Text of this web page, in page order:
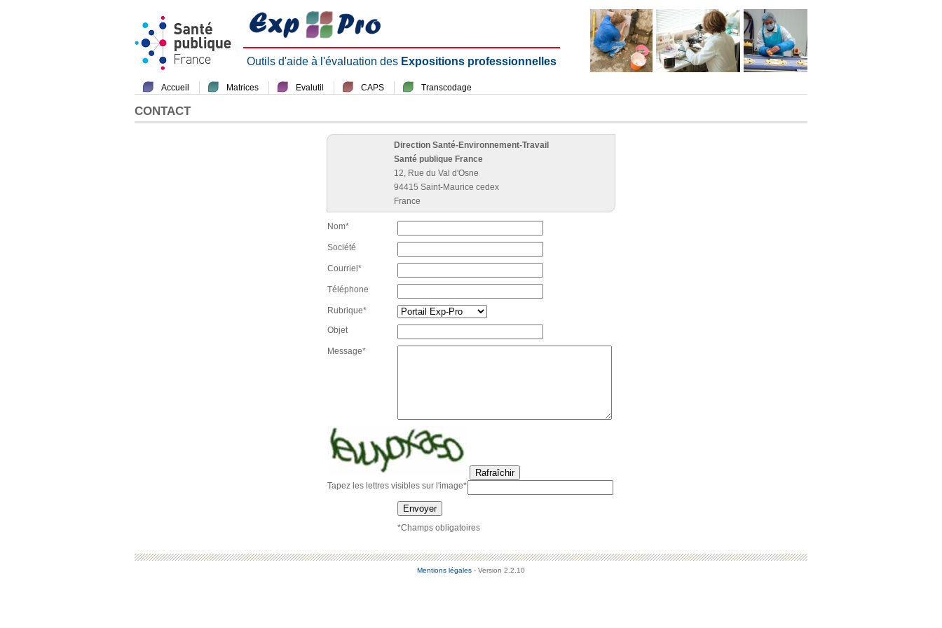
Outils d'aide à l'évaluation des Expositions professionnelles
Accueil Matrices Evalutil CAPS Transcodage
CONTACT
Direction Santé-Environnement-Travail
Santé publique France
12, Rue du Val d'Osne
94415 Saint-Maurice cedex
France
Nom*
Société
Courriel*
Téléphone
Rubrique*
Objet
Message*
Rafraîchir
Tapez les lettres visibles sur l'image*
Envoyer
*Champs obligatoires
Mentions légales - Version 2.2.10